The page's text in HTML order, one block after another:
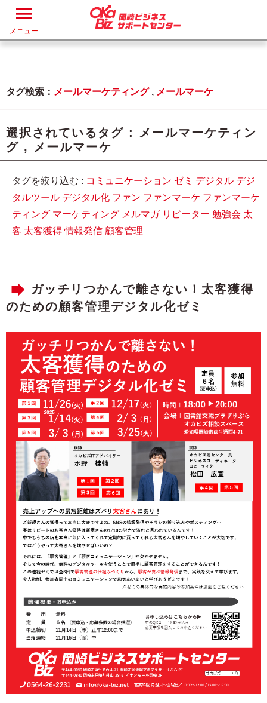
メニュー
タグ検索： メールマーケティング, メールマーケ
選択されているタグ :
メールマーケティン
グ , メールマーケ
タグを絞り込む : コミュニケーション ゼミ デジタル デジ
タルツール デジタル化 ファン ファンマーケ ファンマーケ
ティング マーケティング メルマガ リピーター 勉強会 太
客 太客獲得 情報発信 顧客管理
ガッチリつかんで離さない！太客獲得
のための顧客管理デジタル化ゼミ